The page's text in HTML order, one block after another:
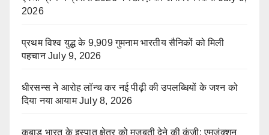
2026
प्रथम विश्व युद्ध के 9,909 गुमनाम भारतीय सैनिकों को मिली
पहचान July 9, 2026
धीरसन्स ने आरोह लॉन्च कर नई पीढ़ी की उपलब्धियों के जश्न को
दिया नया आयाम July 8, 2026
कबाड़ भारत के इस्पात क्षेत्र को मजबूती देने की कुंजी: एमजंक्शन